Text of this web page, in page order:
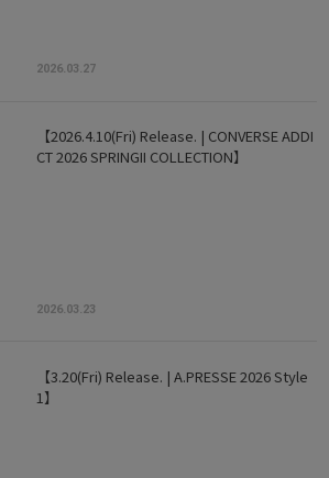
2026.03.27
【2026.4.10(Fri) Release. | CONVERSE ADDI
CT 2026 SPRINGII COLLECTION】
2026.03.23
【3.20(Fri) Release. | A.PRESSE 2026 Style
1】